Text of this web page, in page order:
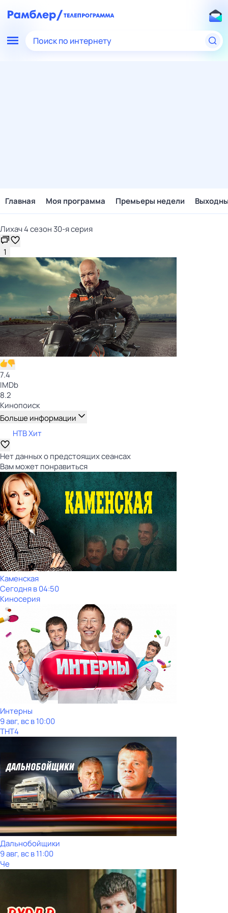
Поиск по интернету
Главная Моя программа Премьеры недели
Лихач 4 сезон 30-я серия
1
7.4
IMDb
8.2
Кинопоиск
Больше информации
НТВ Хит
Нет данных о предстоящих сеансах
Вам может понравиться
Каменская
Сегодня в 04:50
Киносерия
Интерны
9 авг, вс в 10:00
ТНТ4
Дальнобойщики
9 авг, вс в 11:00
Че